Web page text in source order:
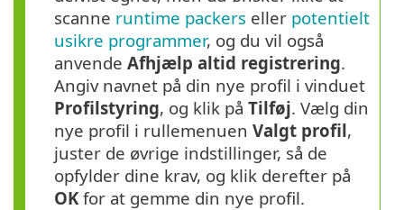
scanne runtime packers eller potentielt
usikre programmer, og du vil også
anvende Afhjælp altid registrering.
Angiv navnet på din nye profil i vinduet
Profilstyring, og klik på Tilføj. Vælg din
nye profil i rullemenuen Valgt profil,
juster de øvrige indstillinger, så de
opfylder dine krav, og klik derefter på
OK for at gemme din nye profil.